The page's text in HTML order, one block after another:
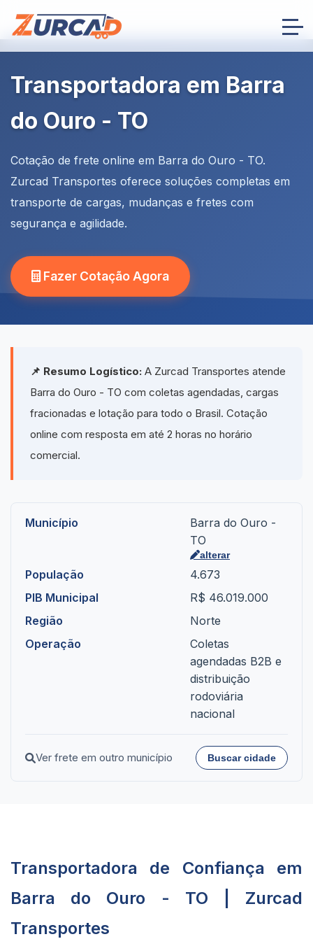
Transportadora em Barra
do Ouro - TO
Cotação de frete online em Barra do Ouro - TO.
Zurcad Transportes oferece soluções completas em
transporte de cargas, mudanças e fretes com
segurança e agilidade.
Fazer Cotação Agora
📌 Resumo Logístico: A Zurcad Transportes atende
Barra do Ouro - TO com coletas agendadas, cargas
fracionadas e lotação para todo o Brasil. Cotação
online com resposta em até 2 horas no horário
comercial.
Município
Barra do Ouro -
TO
alterar
População
4.673
PIB Municipal
R$ 46.019.000
Região
Norte
Operação
Coletas
agendadas B2B e
distribuição
rodoviária
nacional
Ver frete em outro município Buscar cidade
Transportadora de Confiança em
Barra do Ouro - TO | Zurcad
Transportes